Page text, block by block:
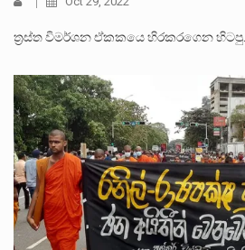
ත්‍රස්ත විමර්ශන ඒකකයෙ හිරකරගෙන හිටපු…